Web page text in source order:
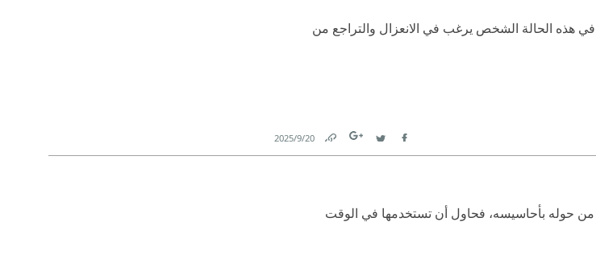
هذه الحالة الشخص يرغب في الانعزال والتراجع من
Facebook
Twitter
Link
20‏/9‏/2025
من حوله بأحاسيسه، فحاول أن تستخدمها في الوقت